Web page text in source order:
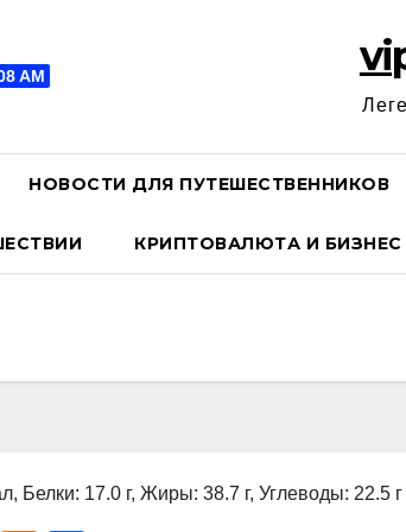
AM
НОВОСТИ ДЛЯ ПУТЕШЕСТВЕННИКОВ
КРИПТОВАЛЮТА И БИЗНЕС
Белки: 17.0 г, Жиры: 38.7 г, Углеводы: 22.5 г